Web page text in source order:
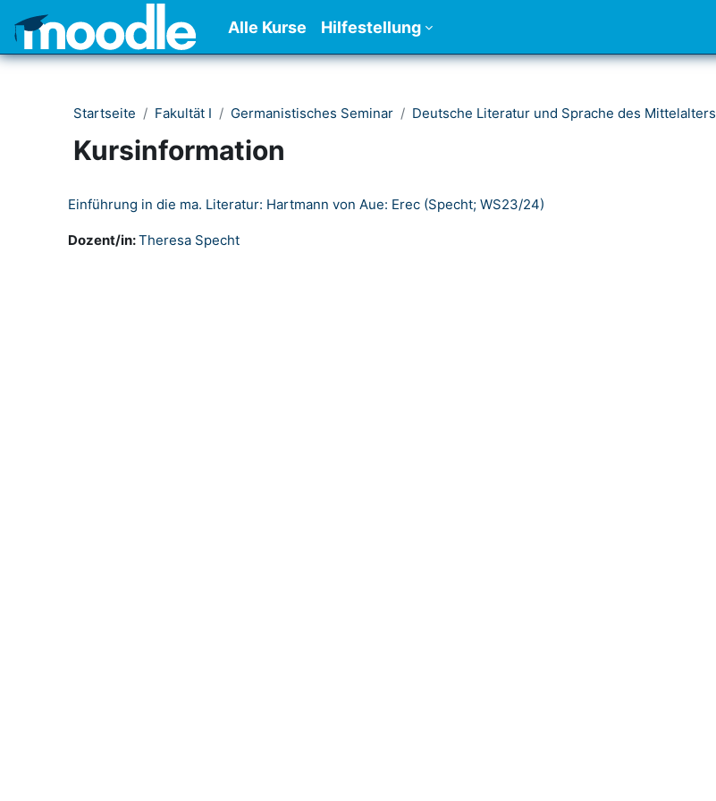
Alle Kurse Hilfestellung
Startseite Fakultät I Germanistisches Seminar Deutsche Literatur und Sprache des Mittelalters
Kursinformation
Einführung in die ma. Literatur: Hartmann von Aue: Erec (Specht; WS23/24)
Dozent/in:Theresa Specht